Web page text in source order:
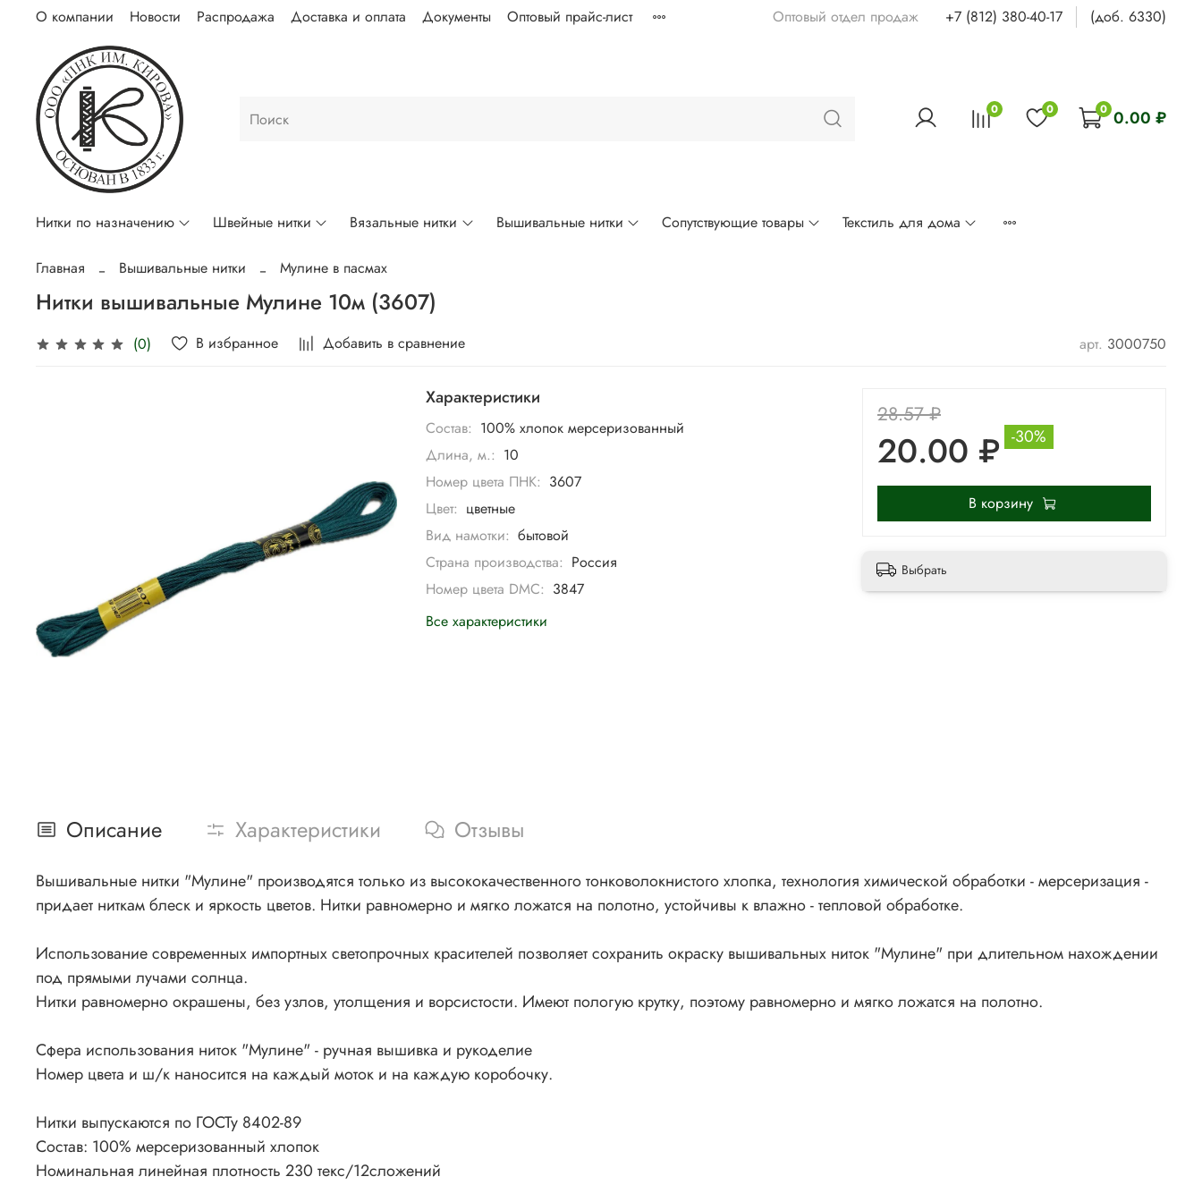
О компании Новости Распродажа Доставка и оплата Документы Оптовый прайс-лист Оптовый отдел продаж +7 (812) 380-40-17 (доб. 6330)
0 0 0 0.00 ₽
Нитки по назначению Швейные нитки Вязальные нитки Вышивальные нитки Сопутствующие товары Текстиль для дома
Главная Вышивальные нитки Мулине в пасмах
Нитки вышивальные Мулине 10м (3607)
(0) В избранное Добавить в сравнение арт. 3000750
Характеристики
Состав: 100% хлопок мерсеризованный
Длина, м.: 10
Номер цвета ПНК: 3607
Цвет: цветные
Вид намотки: бытовой
Страна производства: Россия
Номер цвета DMC: 3847
Все характеристики
28.57 ₽
20.00 ₽ -30%
В корзину
Выбрать
Описание Характеристики Отзывы
Вышивальные нитки "Мулине" производятся только из высококачественного тонковолокнистого хлопка, технология химической обработки - мерсеризация -
придает ниткам блеск и яркость цветов. Нитки равномерно и мягко ложатся на полотно, устойчивы к влажно - тепловой обработке.
Использование современных импортных светопрочных красителей позволяет сохранить окраску вышивальных ниток "Мулине" при длительном нахождении
под прямыми лучами солнца.
Нитки равномерно окрашены, без узлов, утолщения и ворсистости. Имеют пологую крутку, поэтому равномерно и мягко ложатся на полотно.
Сфера использования ниток "Мулине" - ручная вышивка и рукоделие
Номер цвета и ш/к наносится на каждый моток и на каждую коробочку.
Нитки выпускаются по ГОСТу 8402-89
Состав: 100% мерсеризованный хлопок
Номинальная линейная плотность 230 текс/12сложений